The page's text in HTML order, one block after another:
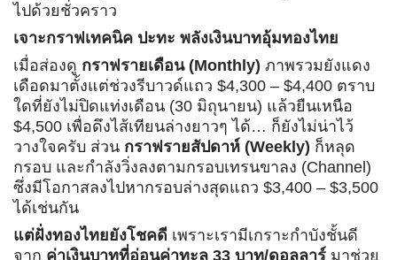
ไปด้วยชั่วคราว
เจาะกราฟเทคนิค ปะทะ พลังเงินบาทอุ้มทองไทย
เมื่อส่องดู กราฟรายเดือน (Monthly) ภาพรวมยังแดง
เดือดมาตั้งแต่ช่วงรีบาวด์แถว $4,300 – $4,400 ตราบ
ใดที่ยังไม่ปิดแท่งเดือน (30 มิถุนายน) แล้วยืนเหนือ
$4,500 เพื่อดึงไส้เทียนล่างยาวๆ ได้… ก็ยังไม่น่าไว้
วางใจครับ ส่วน กราฟรายสัปดาห์ (Weekly) ก็หลุด
กรอบ และกำลังวิ่งลงตามกรอบเทรนขาลง (Channel)
ซึ่งมีโอกาสลงไปหากรอบล่างสุดแถว $3,400 – $3,500
ได้เช่นกัน
แต่ฝั่งทองไทยยังโชคดี เพราะเรามีเกราะกำบังชั้นดี
จาก ค่าเงินบาทที่อ่อนค่าทะลุ 33 บาท/ดอลลาร์ มาช่วย